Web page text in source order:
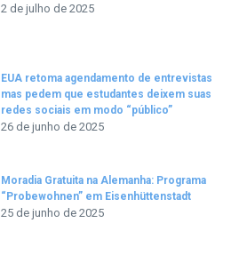
2 de julho de 2025
EUA retoma agendamento de entrevistas
mas pedem que estudantes deixem suas
redes sociais em modo “público”
26 de junho de 2025
Moradia Gratuita na Alemanha: Programa
“Probewohnen” em Eisenhüttenstadt
25 de junho de 2025